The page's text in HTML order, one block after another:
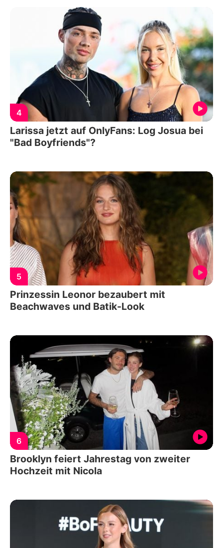
4
Larissa jetzt auf OnlyFans: Log Josua bei
"Bad Boyfriends"?
5
Prinzessin Leonor bezaubert mit
Beachwaves und Batik-Look
6
Brooklyn feiert Jahrestag von zweiter
Hochzeit mit Nicola